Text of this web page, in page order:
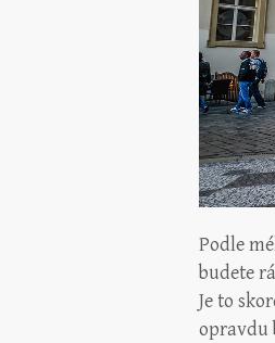
Podle
budete
Je to
opravdu